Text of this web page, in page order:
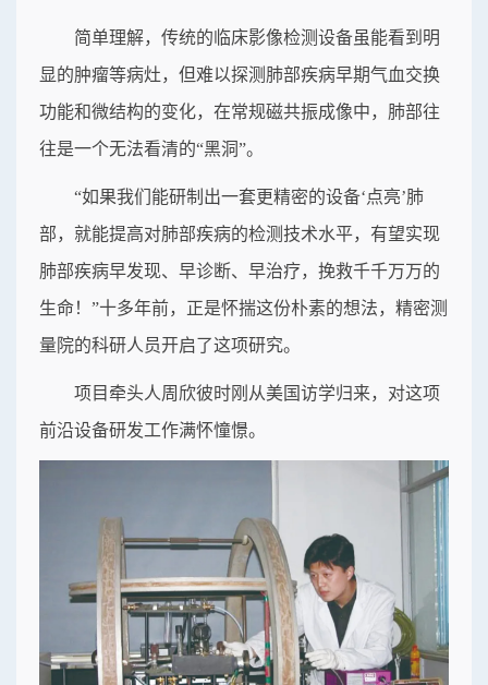
简单理解，传统的临床影像检测设备虽能看到明
显的肿瘤等病灶，但难以探测肺部疾病早期气血交换
功能和微结构的变化，在常规磁共振成像中，肺部往
往是一个无法看清的“黑洞”。
“如果我们能研制出一套更精密的设备‘点亮’肺
部，就能提高对肺部疾病的检测技术水平，有望实现
肺部疾病早发现、早诊断、早治疗，挽救千千万万的
生命！”十多年前，正是怀揣这份朴素的想法，精密测
量院的科研人员开启了这项研究。
项目牵头人周欣彼时刚从美国访学归来，对这项
前沿设备研发工作满怀憧憬。